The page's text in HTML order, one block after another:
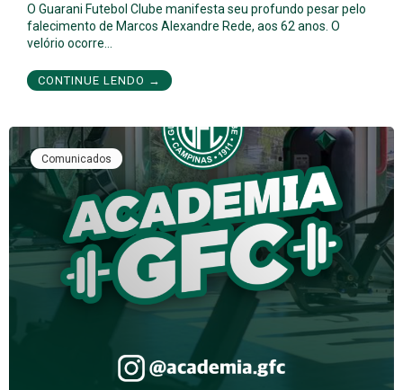
O Guarani Futebol Clube manifesta seu profundo pesar pelo
falecimento de Marcos Alexandre Rede, aos 62 anos. O
velório ocorre…
CONTINUE LENDO →
Comunicados